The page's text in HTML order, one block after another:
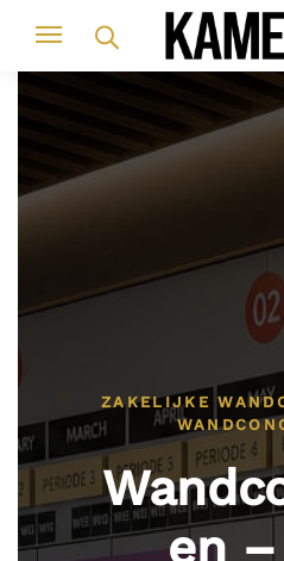
ZAKELIJKE
en –